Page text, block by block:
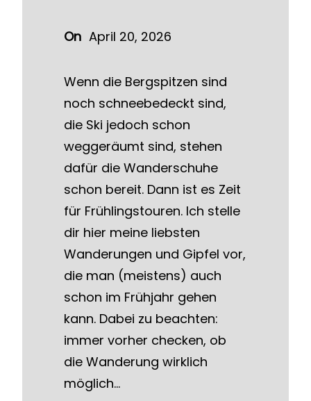
On April 20, 2026
Wenn die Bergspitzen sind
noch schneebedeckt sind,
die Ski jedoch schon
weggeräumt sind, stehen
dafür die Wanderschuhe
schon bereit. Dann ist es Zeit
für Frühlingstouren. Ich stelle
dir hier meine liebsten
Wanderungen und Gipfel vor,
die man (meistens) auch
schon im Frühjahr gehen
kann. Dabei zu beachten:
immer vorher checken, ob
die Wanderung wirklich
möglich…